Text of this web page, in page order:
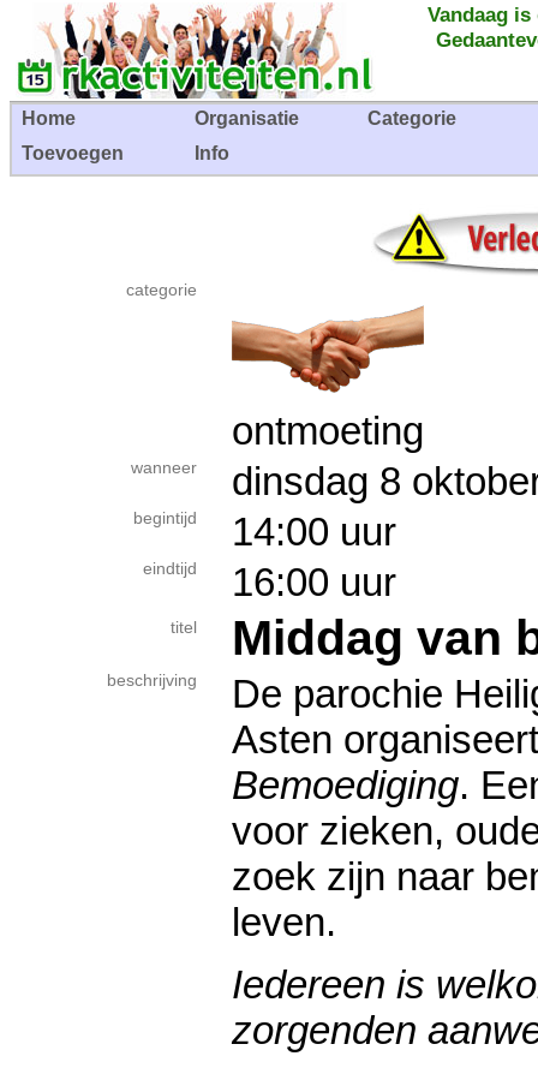
Vandaag
Home Organisatie
Categorie
Toevoegen
Info
categorie
ontmoeting
wanneer dinsdag 8
begintijd 14:00 uur
eindtijd 16:00 uur
titel Middag van
beschrijving
De parochie
Asten
Bemoe­diging.
voor zieken,
zoek zijn naar
leven.
Ie­der­een is
zorgen­den